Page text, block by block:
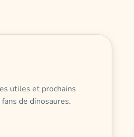
utiles et prochains
de dinosaures.